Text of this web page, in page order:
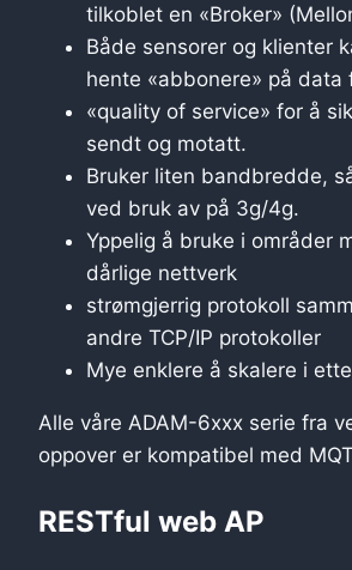
tilkoblet en «Broker»
Både sensorer og klienter
hente «abbonere» på data
«quality of service» for å
sendt og motatt.
Bruker liten bandbredde,
ved bruk av på 3g/4g.
Yppelig å bruke i områder
dårlige nettverk
strømgjerrig protokoll
andre TCP/IP protokoller
Mye enklere å skalere i
Alle våre ADAM-6xxx serie fra
oppover er kompatibel med
RESTful web AP